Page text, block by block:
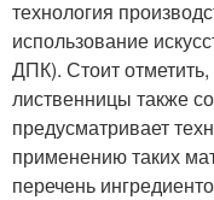
технология
использование
ДПК). Стоит отметить,
лиственницы также
предусматривает
применению таких
перечень